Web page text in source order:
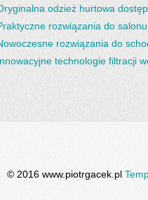
odzież hurtowa
rozwiązania do salonu
rozwiązania do
technologie filtracji
© 2016 www.piotrgacek.pl